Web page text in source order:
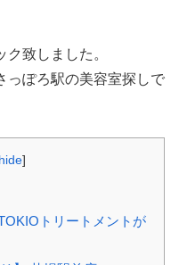
致しました。
っぽろ駅の美容室探しで
]
トリートメントが